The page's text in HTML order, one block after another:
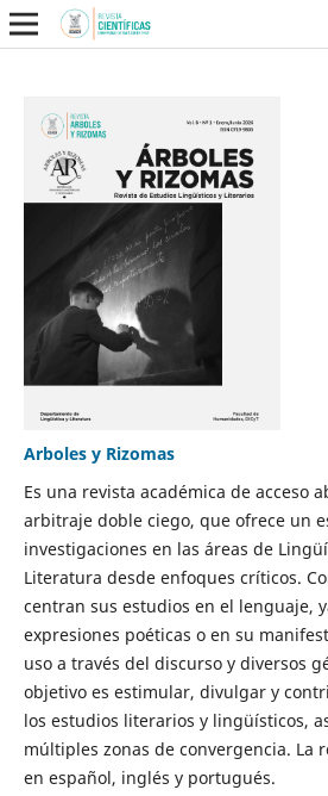
Arboles y Rizomas
Es una revista académica de acceso
arbitraje doble ciego, que ofrece un
investigaciones en las áreas de
Literatura desde enfoques críticos.
centran sus estudios en el lenguaje,
expresiones poéticas o en su
uso a través del discurso y diversos
objetivo es estimular, divulgar y
los estudios literarios y lingüísticos,
múltiples zonas de convergencia. La
en español, inglés y portugués.